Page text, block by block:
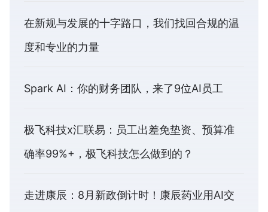
在新规与发展的十字路口，我们找回合规的温
度和专业的力量
Spark AI：你的财务团队，来了9位AI员工
极飞科技x汇联易：员工出差免垫资、预算准
确率99%+，极飞科技怎么做到的？
走进康辰：8月新政倒计时！康辰药业用AI交